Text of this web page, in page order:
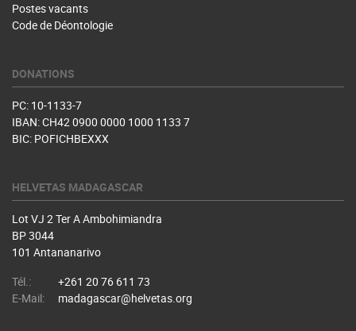
Postes vacants
Code de Déontologie
DONATIONS
PC: 10-1133-7
IBAN: CH42 0900 0000 1000 1133 7
BIC: POFICHBEXXX
HELVETAS MADAGASCAR
Lot VJ 2 Ter A Ambohimiandra
BP 3044
101 Antananarivo
Tél.:
+261 20 76 611 73
E-Mail:
madagascar@helvetas.org